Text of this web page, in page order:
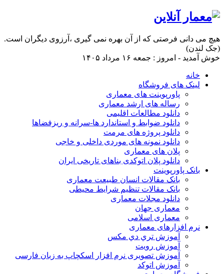
هیچ می دانی فرصتی که از آن بهره نمی گیری ،آرزوی دیگران است.
(جک لندن)
خوش آمدید - امروز : جمعه ۱۶ مرداد ۱۴۰۵
خانه
لینک های فروشگاه
پاورپوینت های معماری
رساله های ارشد معماری
دانلود مطالعات اقلیمی
دانلود ضوابط و استاندارد ها-سرانه و ریزفضاها
دانلود پروژه های مرمت
دانلود نمونه های موردی داخلی و خاجی
پلان های معماری
دانلود پلان اتوکدی بناهای تاریخی ایران
بانک پاورپوینت
بانک مقالات انسان طبیعت معماری
بانک مقالات تنظیم شرایط محیطی
دانلود مجلات معماری
معماری جهان
معماری اسلامی
نرم افزارهای معماری
آﻣﻮزش ﺗﺮي دي ﻣﮑﺲ
آموزش رویت
آموزش تصویری نرم افزار اسکچاپ به زبان فارسی
آموزش اتوکد